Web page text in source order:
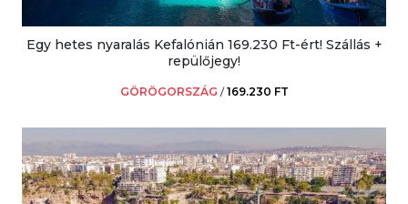
Egy hetes nyaralás Kefalónián 169.230 Ft-ért! Szállás +
repülőjegy!
GÖRÖGORSZÁG /169.230 FT